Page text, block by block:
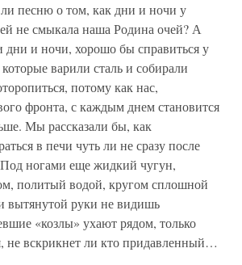
песню о том, как дни и ночи у
не смыкала наша Родина очей? А
дни и ночи, хорошо бы справиться у
варили сталь и собирали
потому как нас,
фронта, с каждым днем становится
Мы рассказали бы, как
в печи чуть ли не сразу после
ногами еще жидкий чугун,
политый водой, кругом сплошной
вытянутой руки не видишь
«козлы» ухают рядом, только
не вскрикнет ли кто придавленный…